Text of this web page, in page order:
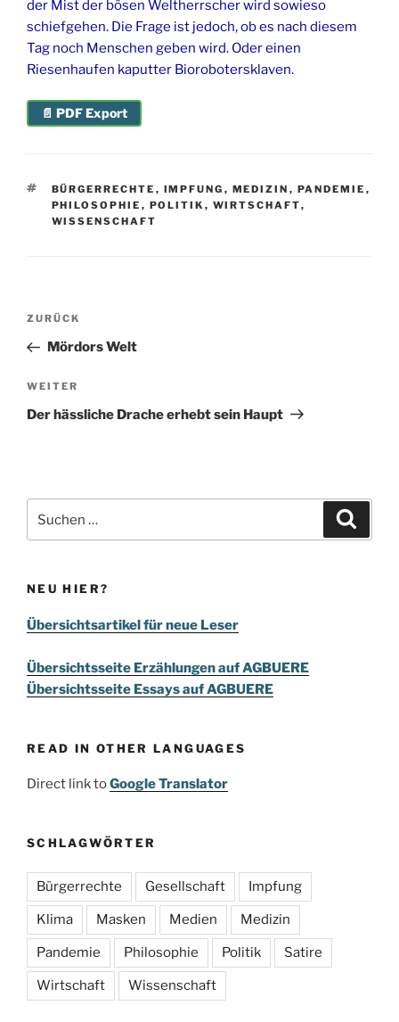
der Mist der bösen Weltherrscher wird sowieso
schiefgehen. Die Frage ist jedoch, ob es nach diesem
Tag noch Menschen geben wird. Oder einen
Riesenhaufen kaputter Biorobotersklaven.
📄 PDF Export
SCHLAGWÖRTER
BÜRGERRECHTE , IMPFUNG , MEDIZIN , PANDEMIE ,
PHILOSOPHIE , POLITIK , WIRTSCHAFT,
WISSENSCHAFT
Beitragsnavigation
Vorheriger
Beitrag
ZURÜCK
Mördors Welt
Nächster
Beitrag
WEITER
Der hässliche Drache erhebt sein Haupt
nach:
NEU HIER?
Übersichtsartikel für neue Leser
Übersichtsseite Erzählungen auf AGBUERE
Übersichtsseite Essays auf AGBUERE
READ IN OTHER LANGUAGES
Direct link toGoogle Translator
SCHLAGWÖRTER
Bürgerrechte Gesellschaft Impfung
Klima Masken Medien Medizin
Pandemie Philosophie Politik Satire
Wirtschaft Wissenschaft